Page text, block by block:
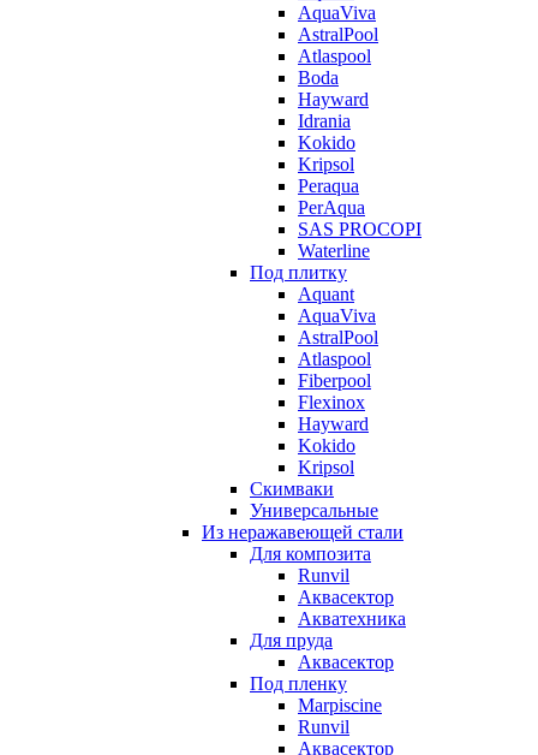
AquaViva
AstralPool
Atlaspool
Boda
Hayward
Idrania
Kokido
Kripsol
Peraqua
PerAqua
SAS PROCOPI
Waterline
Под плитку
Aquant
AquaViva
AstralPool
Atlaspool
Fiberpool
Flexinox
Hayward
Kokido
Kripsol
Скимваки
Универсальные
Из неражавеющей стали
Для композита
Runvil
Аквасектор
Акватехника
Для пруда
Аквасектор
Под пленку
Marpiscine
Runvil
Аквасектор